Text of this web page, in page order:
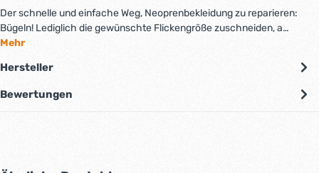
Der schnelle und einfache Weg, Neoprenbekleidung zu reparieren:
Bügeln! Lediglich die gewünschte Flickengröße zuschneiden, a…
Mehr
Hersteller
Bewertungen